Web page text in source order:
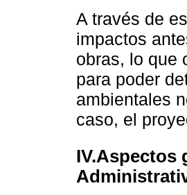
A través de
impactos
obras, lo que
para poder
ambientales
caso, el
IV.Aspectos